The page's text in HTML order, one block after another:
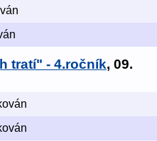
tratí" - 4.ročník, 09.